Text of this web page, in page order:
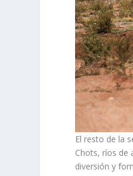
El resto de la
Chots, ríos de
diversión y